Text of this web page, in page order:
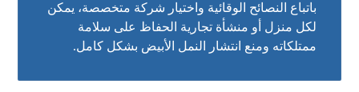
باتباع النصائح الوقائية واختيار شركة متخصصة، يمكن
لكل منزل أو منشأة تجارية الحفاظ على سلامة
ممتلكاته ومنع انتشار النمل الأبيض بشكل كامل.